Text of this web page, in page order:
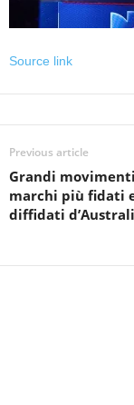
Source link
Previous article
Grandi
marchi più fidati
diffidati